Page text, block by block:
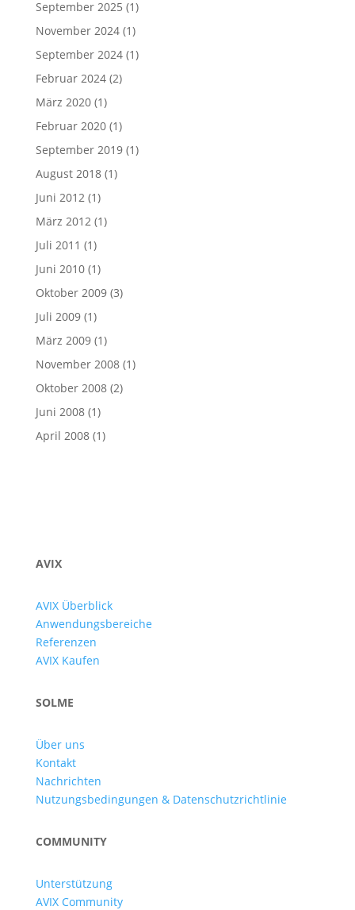
September 2025 (1)
November 2024(1)
September 2024(1)
Februar 2024(2)
März 2020(1)
Februar 2020(1)
September 2019(1)
August 2018(1)
Juni 2012(1)
März 2012(1)
Juli 2011 (1)
Juni 2010(1)
Oktober 2009(3)
Juli 2009(1)
März 2009(1)
November 2008(1)
Oktober 2008(2)
Juni 2008(1)
April 2008(1)
AVIX
AVIX Überblick
Anwendungsbereiche
Referenzen
AVIX Kaufen
SOLME
Über uns
Kontakt
Nachrichten
Nutzungsbedingungen & Datenschutzrichtlinie
COMMUNITY
Unterstützung
AVIX Community